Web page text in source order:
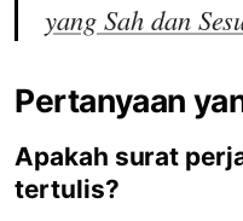
yang Sah dan
Pertanyaan
Apakah surat
tertulis?